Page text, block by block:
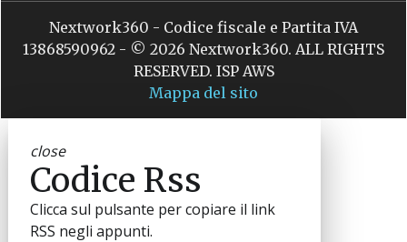
Nextwork360 - Codice fiscale e Partita IVA
13868590962 - © 2026 Nextwork360. ALL RIGHTS
RESERVED. ISP AWS
Mappa del sito
close
Codice Rss
Clicca sul pulsante per copiare il link
RSS negli appunti.